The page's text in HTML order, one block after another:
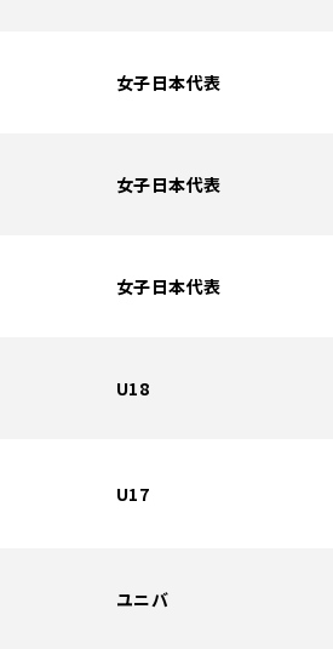
女子日本代表
女子日本代表
女子日本代表
U18
U17
ユニバ